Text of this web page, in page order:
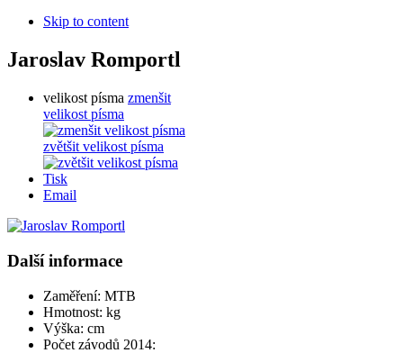
Skip to content
Jaroslav Romportl
velikost písma zmenšit
velikost písma
zvětšit velikost písma
Tisk
Email
Další informace
Zaměření: MTB
Hmotnost: kg
Výška: cm
Počet závodů 2014: